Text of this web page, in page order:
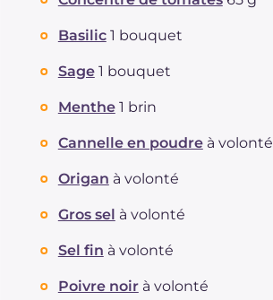
Basilic 1 bouquet
Sage 1 bouquet
Menthe 1 brin
Cannelle en poudre à volonté
Origan à volonté
Gros sel à volonté
Sel fin à volonté
Poivre noir à volonté